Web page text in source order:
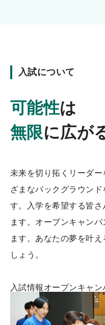
入試について
可能性は
無限に広が
未来を切り拓くリーダ
ざまなバックグラウン
す。入学を希望する皆
ます。オープンキャン
ます。あなたの夢を叶
しょう。
入試情報 オープンキャン